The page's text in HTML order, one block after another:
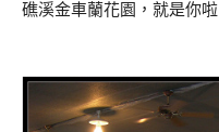
礁溪金車蘭花園，就是你啦